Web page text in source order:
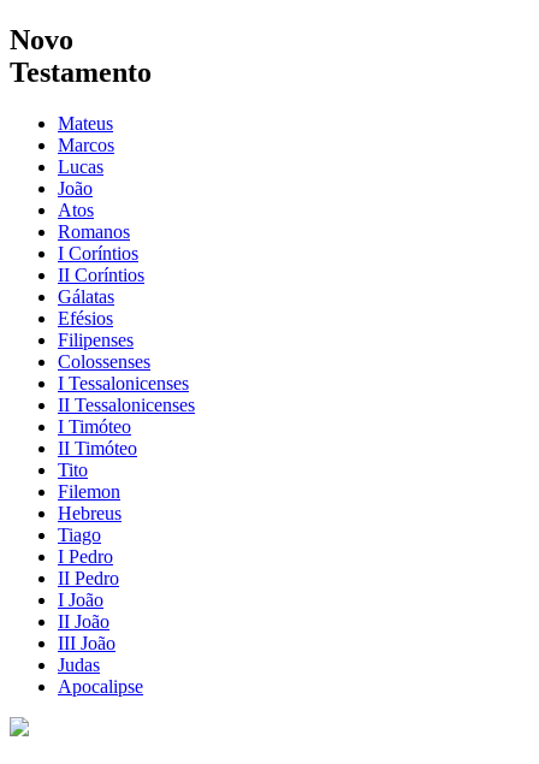
Novo
Testamento
Mateus
Marcos
Lucas
João
Atos
Romanos
I Coríntios
II Coríntios
Gálatas
Efésios
Filipenses
Colossenses
I Tessalonicenses
II Tessalonicenses
I Timóteo
II Timóteo
Tito
Filemon
Hebreus
Tiago
I Pedro
II Pedro
I João
II João
III João
Judas
Apocalipse